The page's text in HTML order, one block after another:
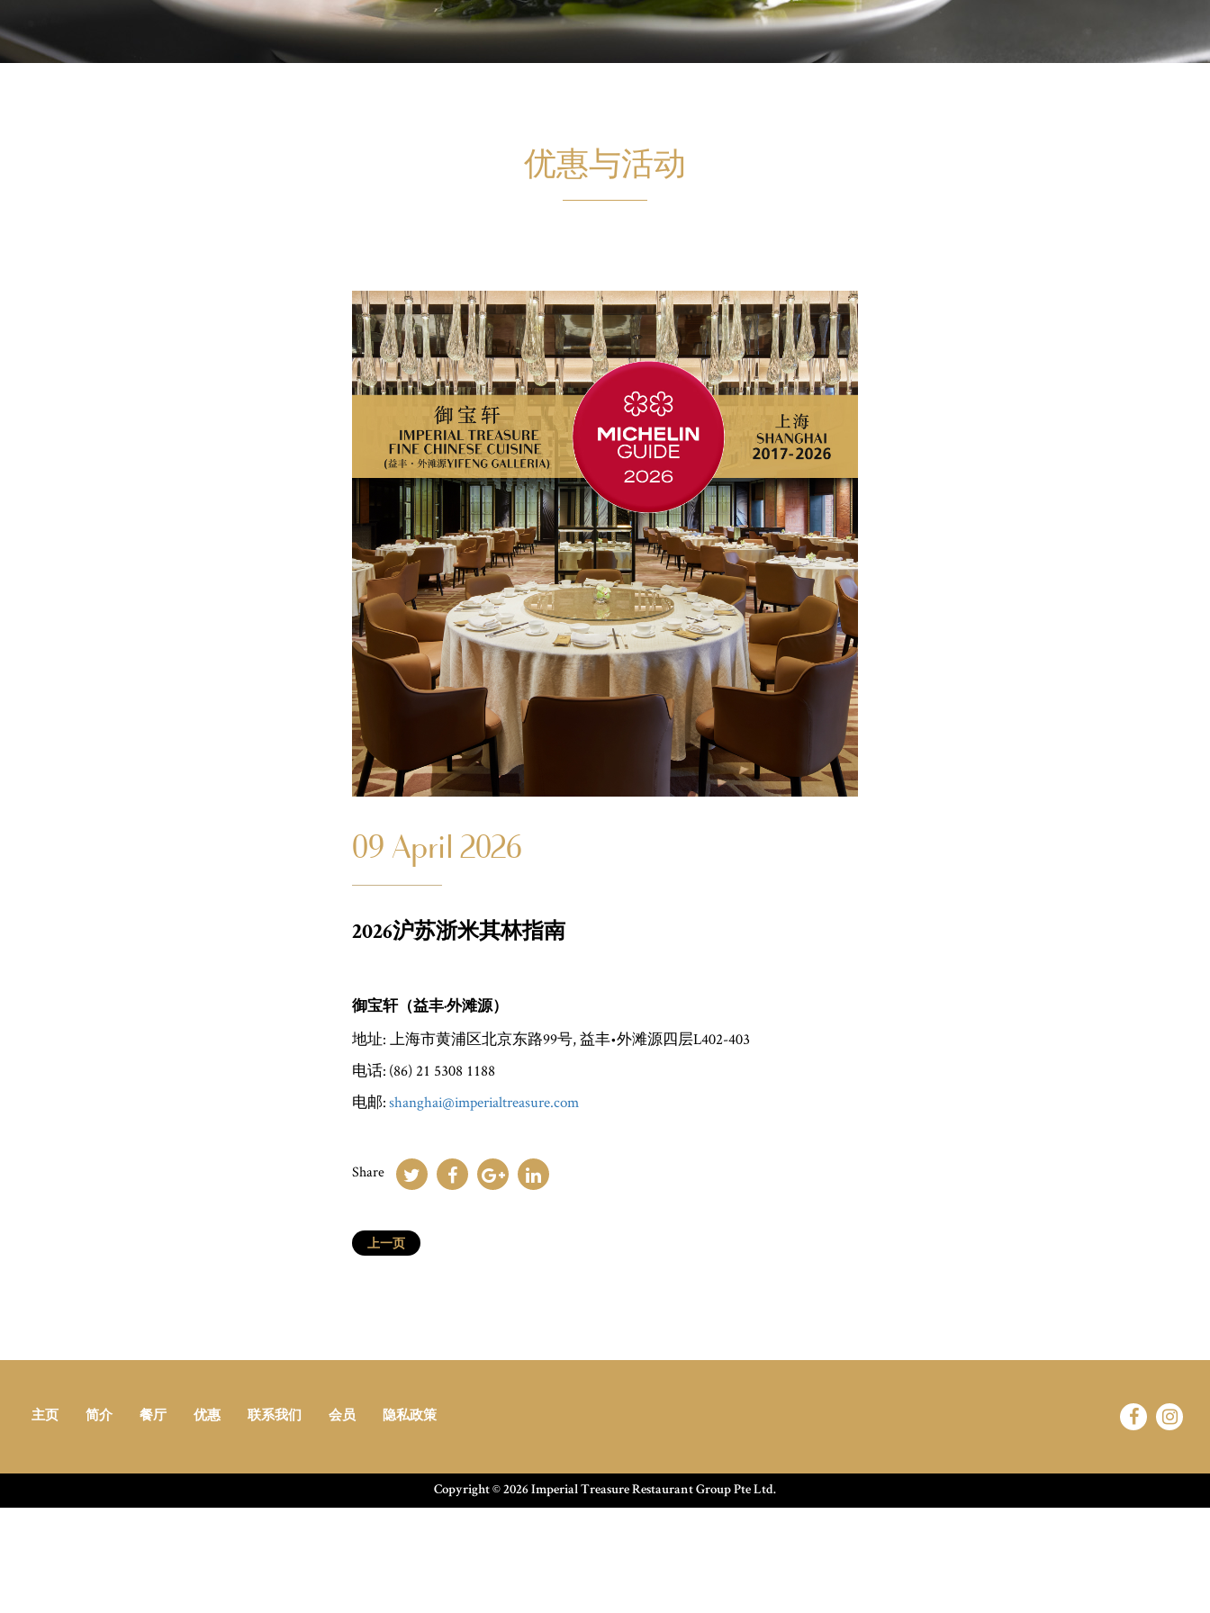
优惠与活动
09 April 2026
2026沪苏浙米其林指南
御宝轩（益丰·外滩源）
地址: 上海市黄浦区北京东路99号, 益丰•外滩源四层L402-403
电话: (86) 21 5308 1188
电邮:shanghai@imperialtreasure.com
Share
上一页
主页 简介 餐厅 优惠 联系我们 会员 隐私政策
Copyright © 2026 Imperial Treasure Restaurant Group Pte Ltd.